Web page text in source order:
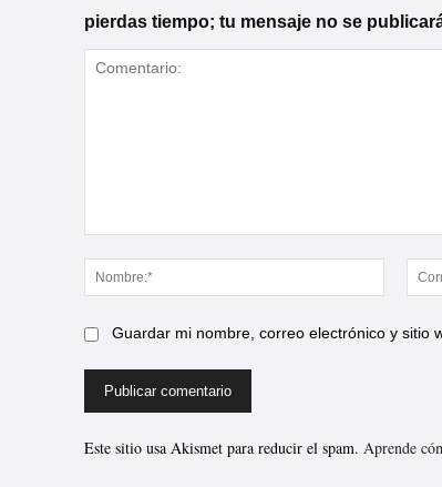
pierdas tiempo; tu mensaje no se
Guardar mi nombre, correo electrónico y sitio
Este sitio usa Akismet para reducir el spam. Aprende